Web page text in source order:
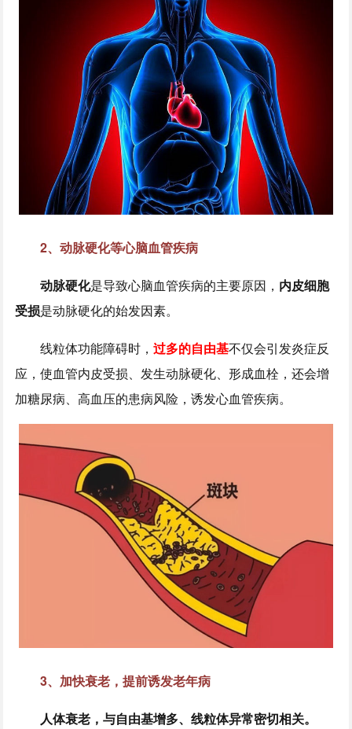
2、动脉硬化等心脑血管疾病
动脉硬化是导致心脑血管疾病的主要原因， 内皮细胞
受损是动脉硬化的始发因素。
线粒体功能障碍时，过多的自由基不仅会引发炎症反
应，使血管内皮受损、发生动脉硬化、形成血栓，还会增
加糖尿病、高血压的患病风险，诱发心血管疾病。
3、加快衰老，提前诱发老年病
人体衰老，与自由基增多、线粒体异常密切相关。